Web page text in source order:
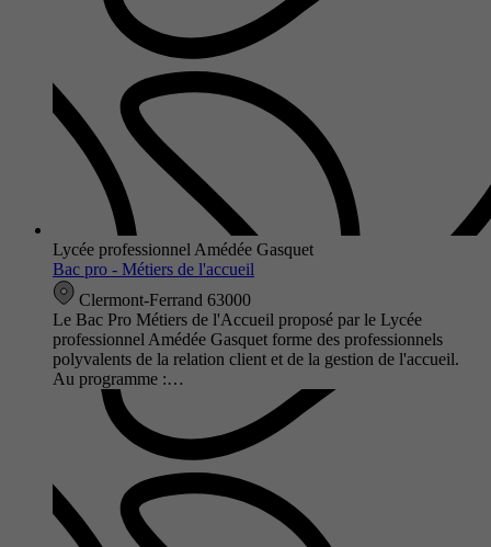
Lycée professionnel Amédée Gasquet
Bac pro - Métiers de l'accueil
Clermont-Ferrand 63000
Le Bac Pro Métiers de l'Accueil proposé par le Lycée
professionnel Amédée Gasquet forme des professionnels
polyvalents de la relation client et de la gestion de l'accueil.
Au programme :…